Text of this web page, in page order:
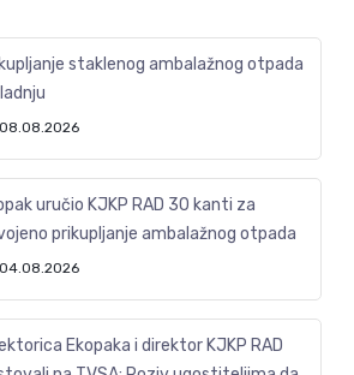
staklenog ambalažnog otpada
08.08.2026
uručio KJKP RAD 30 kanti za
prikupljanje ambalažnog otpada
04.08.2026
Ekopaka i direktor KJKP RAD